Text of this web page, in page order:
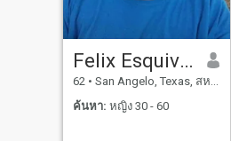
Felix Esquivel
62 • San Angelo, Texas, สหรัฐอเมริกา
ค้นหา: หญิง 30 - 60